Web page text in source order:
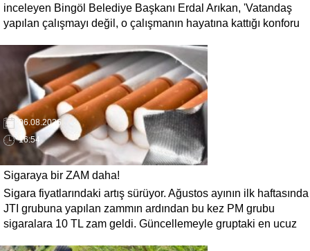
inceleyen Bingöl Belediye Başkanı Erdal Arıkan, 'Vatandaş
yapılan çalışmayı değil, o çalışmanın hayatına kattığı konforu
çözümleri öncelediklerini söyledi. Arıkan, bu sezon yaklaşık 40
bin ton asfalt serimi gerçekleştirileceğini belirtti.
06.08.2026
16:54
Sigaraya bir ZAM daha!
Sigara fiyatlarındaki artış sürüyor. Ağustos ayının ilk haftasında
JTI grubuna yapılan zammın ardından bu kez PM grubu
sigaralara 10 TL zam geldi. Güncellemeyle gruptaki en ucuz